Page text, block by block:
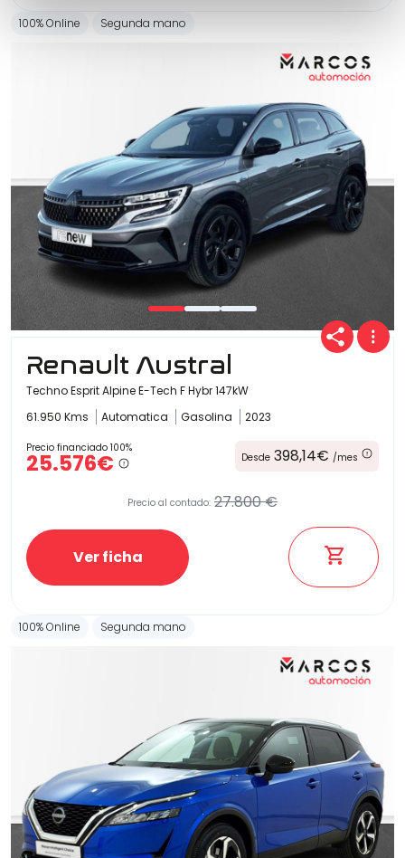
100% Online Segunda mano
Renault Austral
Techno Esprit Alpine E-Tech F Hybr 147kW
61.950 Kms
Automatica Gasolina 2023
Precio financiado 100%
25.576€ Desde 398,14€ /mes
Precio al contado: 27.800 €
Ver ficha
100% Online Segunda mano